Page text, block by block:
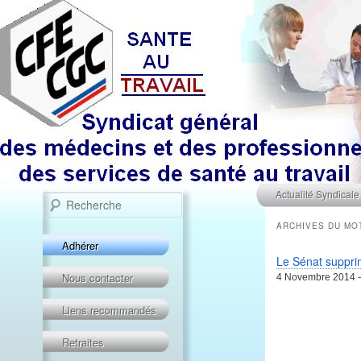
Menu principal
Aller au contenu
Aller au contenu
Actualité Syndicale
ARCHIVES DU
Le Sénat
4 Novembre 2014
Recherche
Adhérer
Nous contacter
Liens recommandés
Retraites